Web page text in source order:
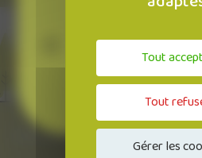
Un particulier
désireux d'acquérir un
que la question de
essentielle pour vous.
À propos
Tout
Tout
Gérer les